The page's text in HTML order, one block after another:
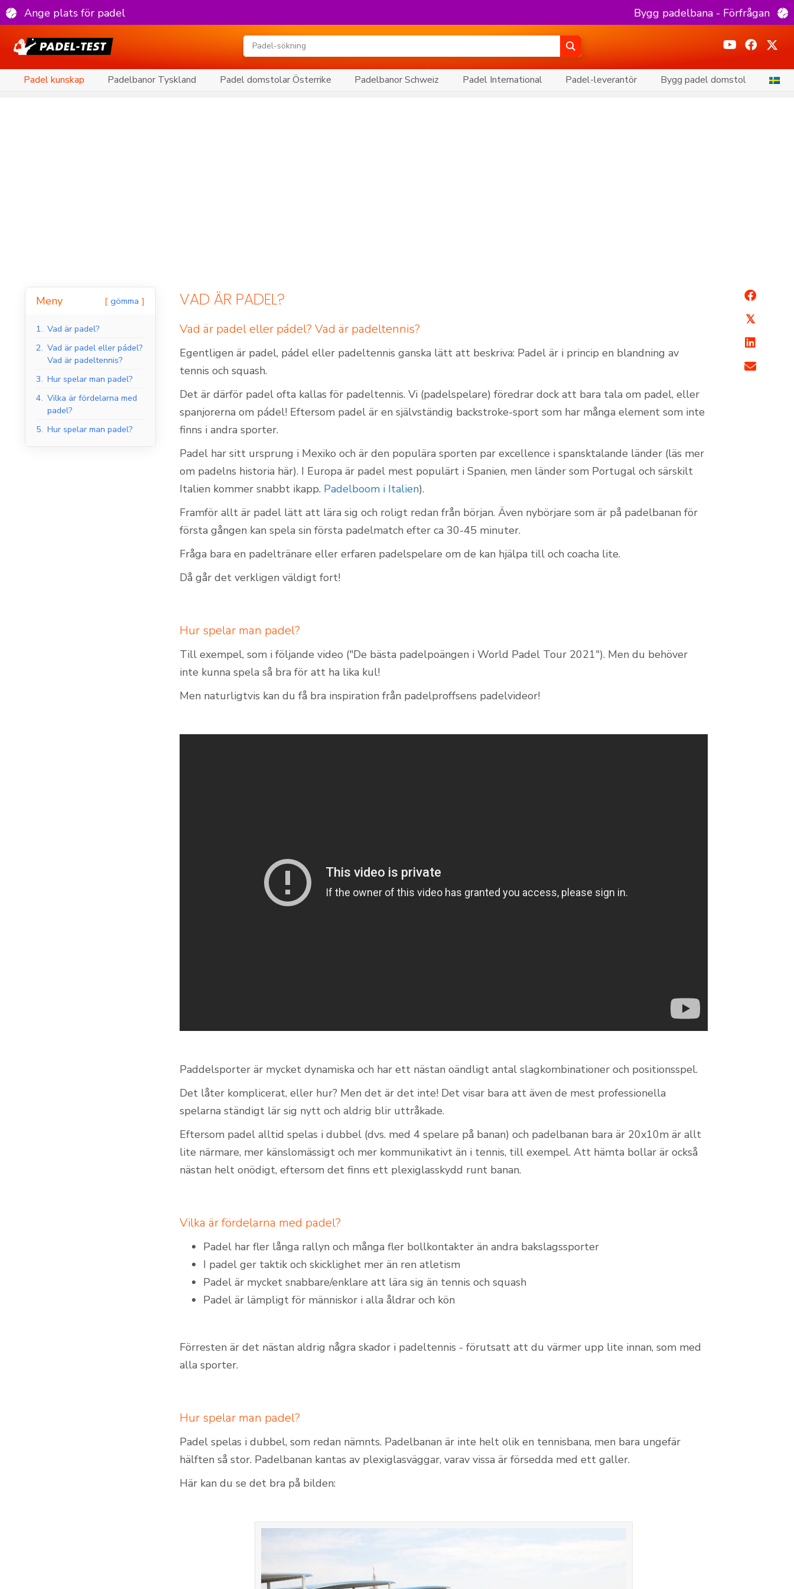
Ange plats för padel Bygg padelbana - Förfrågan
Padel kunskap Padelbanor Tyskland Padel domstolar Österrike Padelbanor Schweiz Padel International Padel-leverantör Bygg padel domstol
Meny gömma
1. Vad är padel?
2. Vad är padel eller pádel?
Vad är padeltennis?
3. Hur spelar man padel?
4. Vilka är fördelarna med
padel?
5. Hur spelar man padel?
VAD ÄR PADEL?
Vad är padel eller pádel? Vad är padeltennis?
Egentligen är padel, pádel eller padeltennis ganska lätt att beskriva: Padel är i princip en blandning av
tennis och squash.
Det är därför padel ofta kallas för padeltennis. Vi (padelspelare) föredrar dock att bara tala om padel, eller
spanjorerna om pádel! Eftersom padel är en självständig backstroke-sport som har många element som inte
finns i andra sporter.
Padel har sitt ursprung i Mexiko och är den populära sporten par excellence i spansktalande länder (läs mer
om padelns historia här). I Europa är padel mest populärt i Spanien, men länder som Portugal och särskilt
Italien kommer snabbt ikapp. Padelboom i Italien).
Framför allt är padel lätt att lära sig och roligt redan från början. Även nybörjare som är på padelbanan för
första gången kan spela sin första padelmatch efter ca 30-45 minuter.
Fråga bara en padeltränare eller erfaren padelspelare om de kan hjälpa till och coacha lite.
Då går det verkligen väldigt fort!
Hur spelar man padel?
Till exempel, som i följande video ("De bästa padelpoängen i World Padel Tour 2021"). Men du behöver
inte kunna spela så bra för att ha lika kul!
Men naturligtvis kan du få bra inspiration från padelproffsens padelvideor!
Paddelsporter är mycket dynamiska och har ett nästan oändligt antal slagkombinationer och positionsspel.
Det låter komplicerat, eller hur? Men det är det inte! Det visar bara att även de mest professionella
spelarna ständigt lär sig nytt och aldrig blir uttråkade.
Eftersom padel alltid spelas i dubbel (dvs. med 4 spelare på banan) och padelbanan bara är 20x10m är allt
lite närmare, mer känslomässigt och mer kommunikativt än i tennis, till exempel. Att hämta bollar är också
nästan helt onödigt, eftersom det finns ett plexiglasskydd runt banan.
Vilka är fördelarna med padel?
Padel har fler långa rallyn och många fler bollkontakter än andra bakslagssporter
I padel ger taktik och skicklighet mer än ren atletism
Padel är mycket snabbare/enklare att lära sig än tennis och squash
Padel är lämpligt för människor i alla åldrar och kön
Förresten är det nästan aldrig några skador i padeltennis - förutsatt att du värmer upp lite innan, som med
alla sporter.
Hur spelar man padel?
Padel spelas i dubbel, som redan nämnts. Padelbanan är inte helt olik en tennisbana, men bara ungefär
hälften så stor. Padelbanan kantas av plexiglasväggar, varav vissa är försedda med ett galler.
Här kan du se det bra på bilden:
𝕏
Padelbanor utomhus